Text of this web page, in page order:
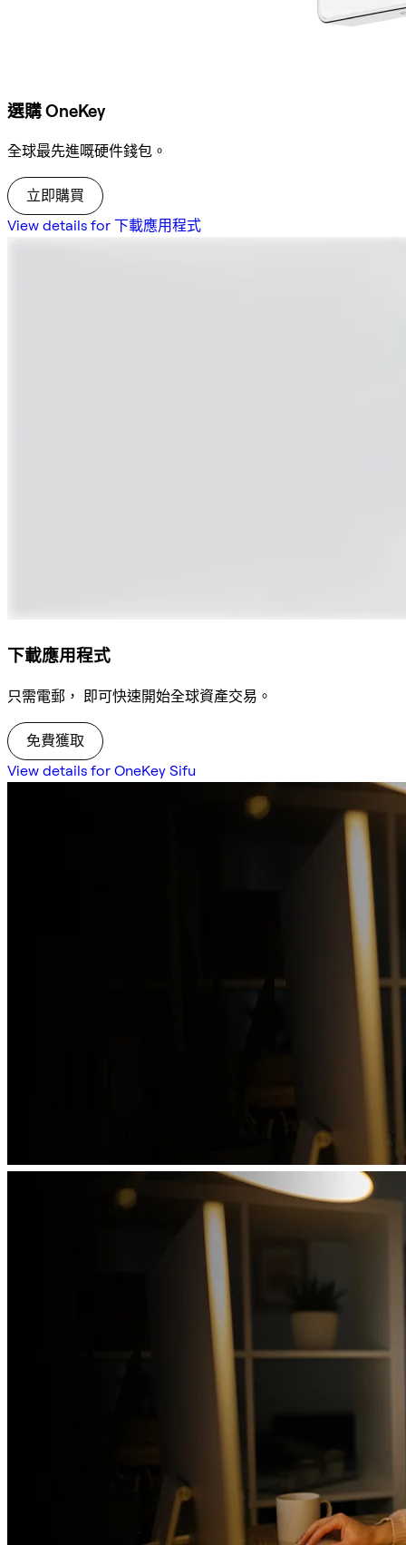
選購 OneKey
全球最先進嘅硬件錢包。
立即購買
View details for 下載應用程式
下載應用程式
只需電郵， 即可快速開始全球資產交易。
免費獲取
View details for OneKey Sifu